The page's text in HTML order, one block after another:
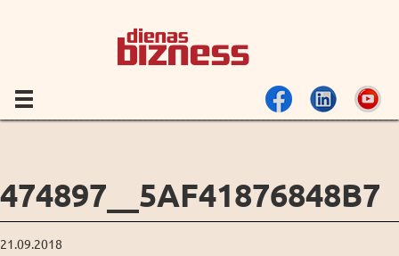
474897__5AF41876848B7
21.09.2018